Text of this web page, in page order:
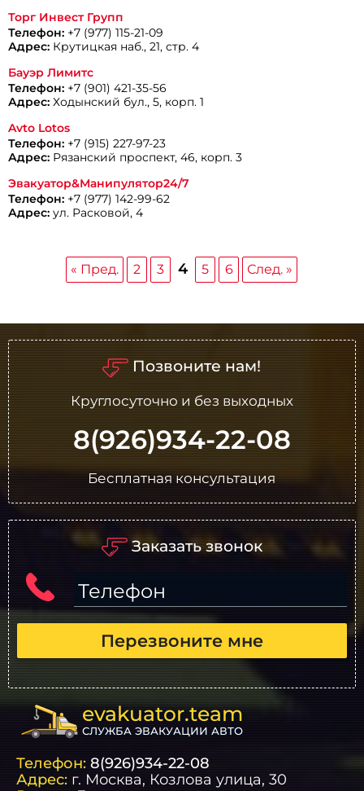
Торг Инвест Групп
Телефон: +7 (977) 115-21-09
Адрес: Крутицкая наб., 21, стр. 4
Бауэр Лимитс
Телефон: +7 (901) 421-35-56
Адрес: Ходынский бул., 5, корп. 1
Avto Lotos
Телефон: +7 (915) 227-97-23
Адрес: Рязанский проспект, 46, корп. 3
Эвакуатор&Манипулятор24/7
Телефон: +7 (977) 142-99-62
Адрес: ул. Расковой, 4
« Пред. 2 3 4 5 6 След. »
Позвоните нам!
Круглосуточно и без выходных
8(926)934-22-08
Бесплатная консультация
Заказать звонок
Телефон
Перезвоните мне
evakuator.team
СЛУЖБА ЭВАКУАЦИИ АВТО
Телефон: 8(926)934-22-08
Адрес: г. Москва, Козлова улица, 30